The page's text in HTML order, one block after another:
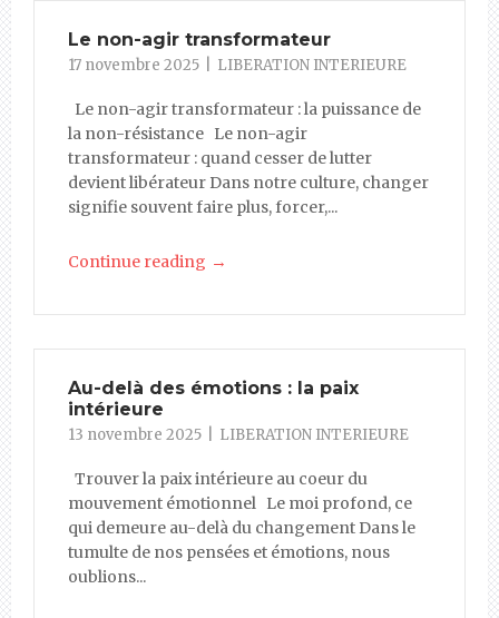
Le non-agir transformateur
17 novembre 2025 LIBERATION INTERIEURE
Le non-agir transformateur : la puissance de
la non-résistance Le non-agir
transformateur : quand cesser de lutter
devient libérateur Dans notre culture, changer
signifie souvent faire plus, forcer,...
Continue reading →
Au-delà des émotions : la paix
intérieure
13 novembre 2025 LIBERATION INTERIEURE
Trouver la paix intérieure au coeur du
mouvement émotionnel Le moi profond, ce
qui demeure au-delà du changement Dans le
tumulte de nos pensées et émotions, nous
oublions...